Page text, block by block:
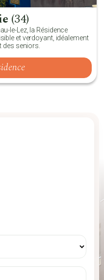
(34)
le-Lez, la Résidence
et verdoyant, idéalement
des seniors.